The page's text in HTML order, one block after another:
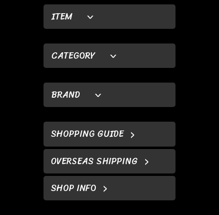
ITEM
CATEGORY
BRAND
SHOPPING GUIDE
OVERSEAS SHIPPING
SHOP INFO